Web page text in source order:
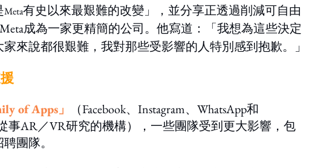
Meta有史以來最艱難的改變」，並分享正透過削減可自由
成為一家更精簡的公司。他寫道：「我想為這些決定
來說都很艱難，我對那些受影響的人特別感到抱歉。」
of Apps」
（Facebook、Instagram、WhatsApp和
從事AR／VR研究的機構），一些團隊受到更大影響，包
團隊。